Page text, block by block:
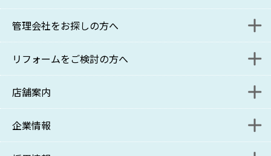
更新・退去に関するお問い合わせフォーム
入居者様解約受付フォーム
保管場所使用承諾書 発行申請フォーム
入居者様解約受付フォーム
家主様WEB
管理会社をお探しの方へ
管理をご検討の方へ
管理をご検討の方お問い合わせフォーム
資料請求フォーム
リフォームをご検討の方へ
リニューアル課施工事例
リニューアル課ブログ
店舗案内
本部
企業情報